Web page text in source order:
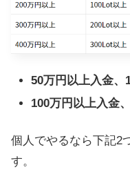
50万円以上入金、
100万円以上入金
個人でやるなら下記2
す。